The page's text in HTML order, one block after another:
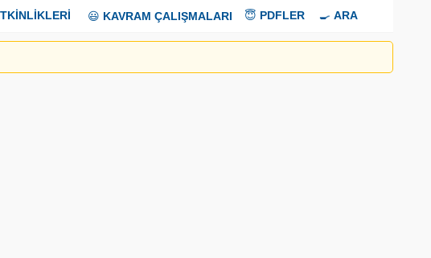
😃 KAVRAM ÇALIŞMALARI 😇 PDFLER 🍳 ARA